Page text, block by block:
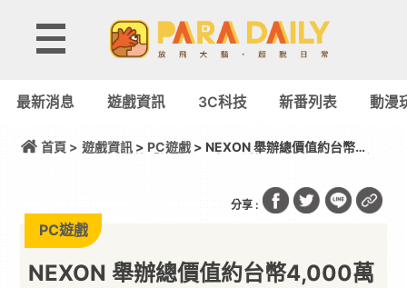
最新消息 遊戲資訊 3C科技 新番列表 動漫
首頁 > 遊戲資訊> PC遊戲> NEXON 舉辦總價值約台幣
分享 :
PC遊戲
NEXON 舉辦總價值約台幣4,000萬